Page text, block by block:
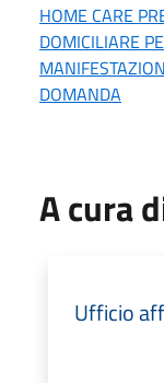
HOME CARE
DOMICILIARE
DOMANDA
A cura
Ufficio